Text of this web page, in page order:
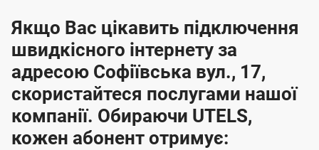
Якщо Вас цікавить підключення
швидкісного інтернету за
адресою Софіївська вул., 17,
скористайтеся послугами нашої
компанії. Обираючи UTELS,
кожен абонент отримує: